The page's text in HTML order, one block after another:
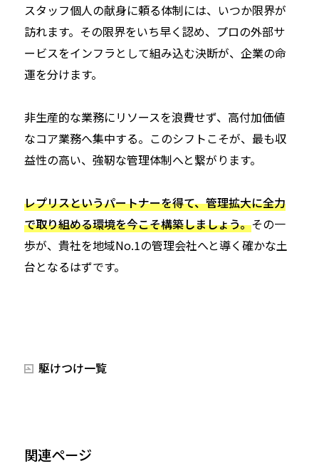
スタッフ個人の献身に頼る体制には、いつか限界が
訪れます。その限界をいち早く認め、プロの外部サ
ービスをインフラとして組み込む決断が、企業の命
運を分けます。
非生産的な業務にリソースを浪費せず、高付加価値
なコア業務へ集中する。このシフトこそが、最も収
益性の高い、強靭な管理体制へと繋がります。
レプリスというパートナーを得て、管理拡大に全力
で取り組める環境を今こそ構築しましょう。その一
歩が、貴社を地域No.1の管理会社へと導く確かな土
台となるはずです。
駆けつけ一覧
関連ページ